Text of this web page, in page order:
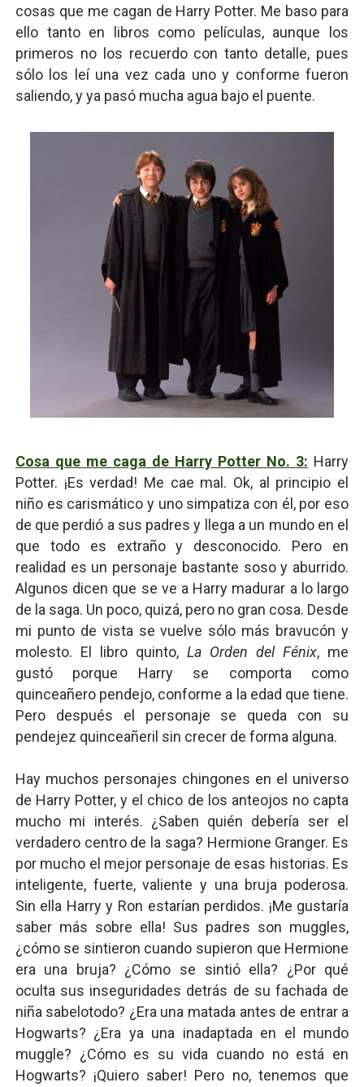
cosas que me cagan de Harry Potter. Me baso para
ello tanto en libros como películas, aunque los
primeros no los recuerdo con tanto detalle, pues
sólo los leí una vez cada uno y conforme fueron
saliendo, y ya pasó mucha agua bajo el puente.
Cosa que me caga de Harry Potter No. 3: Harry
Potter. ¡Es verdad! Me cae mal. Ok, al principio el
niño es carismático y uno simpatiza con él, por eso
de que perdió a sus padres y llega a un mundo en el
que todo es extraño y desconocido. Pero en
realidad es un personaje bastante soso y aburrido.
Algunos dicen que se ve a Harry madurar a lo largo
de la saga. Un poco, quizá, pero no gran cosa. Desde
mi punto de vista se vuelve sólo más bravucón y
molesto. El libro quinto, La Orden del Fénix, me
gustó porque Harry se comporta como
quinceañero pendejo, conforme a la edad que tiene.
Pero después el personaje se queda con su
pendejez quinceañeril sin crecer de forma alguna.
Hay muchos personajes chingones en el universo
de Harry Potter, y el chico de los anteojos no capta
mucho mi interés. ¿Saben quién debería ser el
verdadero centro de la saga? Hermione Granger. Es
por mucho el mejor personaje de esas historias. Es
inteligente, fuerte, valiente y una bruja poderosa.
Sin ella Harry y Ron estarían perdidos. ¡Me gustaría
saber más sobre ella! Sus padres son muggles,
¿cómo se sintieron cuando supieron que Hermione
era una bruja? ¿Cómo se sintió ella? ¿Por qué
oculta sus inseguridades detrás de su fachada de
niña sabelotodo? ¿Era una matada antes de entrar a
Hogwarts? ¿Era ya una inadaptada en el mundo
muggle? ¿Cómo es su vida cuando no está en
Hogwarts? ¡Quiero saber! Pero no, tenemos que